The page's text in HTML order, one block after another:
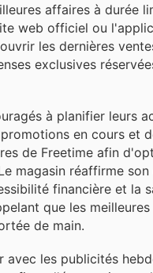
affaires à durée
web officiel ou
les dernières
exclusives
à planifier leurs
en cours et
de Freetime afin
magasin réaffirme son
financière et la
que les
de main.
avec les publicités